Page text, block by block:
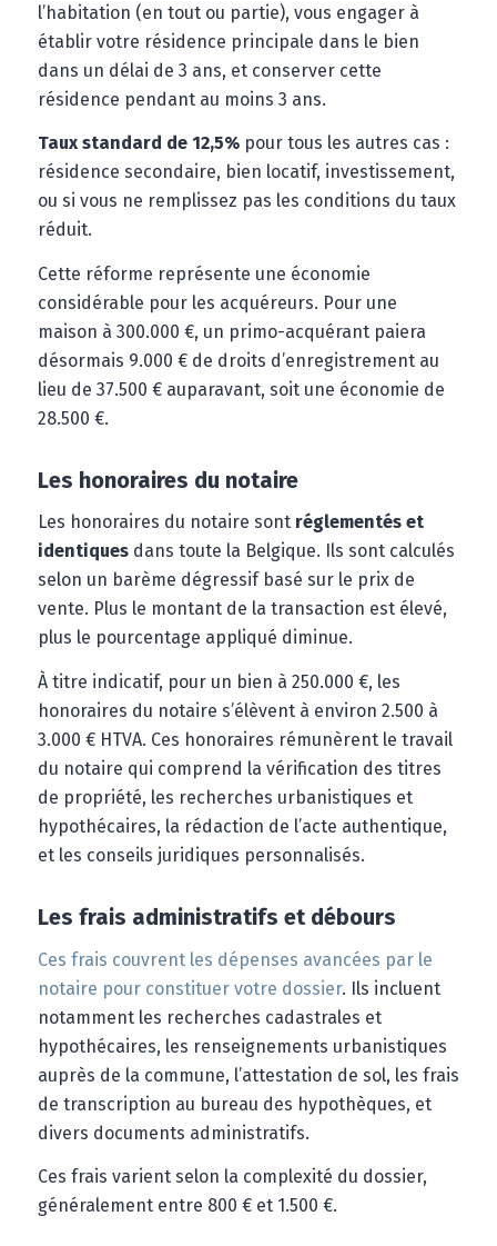
l’habitation (en tout ou partie), vous engager à
établir votre résidence principale dans le bien
dans un délai de 3 ans, et conserver cette
résidence pendant au moins 3 ans.
Taux standard de 12,5%pour tous les autres cas :
résidence secondaire, bien locatif, investissement,
ou si vous ne remplissez pas les conditions du taux
réduit.
Cette réforme représente une économie
considérable pour les acquéreurs. Pour une
maison à 300.000 €, un primo-acquérant paiera
désormais 9.000 € de droits d’enregistrement au
lieu de 37.500 € auparavant, soit une économie de
28.500 €.
Les honoraires du notaire
Les honoraires du notaire sont réglementés et
identiquesdans toute la Belgique. Ils sont calculés
selon un barème dégressif basé sur le prix de
vente. Plus le montant de la transaction est élevé,
plus le pourcentage appliqué diminue.
À titre indicatif, pour un bien à 250.000 €, les
honoraires du notaire s’élèvent à environ 2.500 à
3.000 € HTVA. Ces honoraires rémunèrent le travail
du notaire qui comprend la vérification des titres
de propriété, les recherches urbanistiques et
hypothécaires, la rédaction de l’acte authentique,
et les conseils juridiques personnalisés.
Les frais administratifs et débours
Ces frais couvrent les dépenses avancées par le
notaire pour constituer votre dossier. Ils incluent
notamment les recherches cadastrales et
hypothécaires, les renseignements urbanistiques
auprès de la commune, l’attestation de sol, les frais
de transcription au bureau des hypothèques, et
divers documents administratifs.
Ces frais varient selon la complexité du dossier,
généralement entre 800 € et 1.500 €.